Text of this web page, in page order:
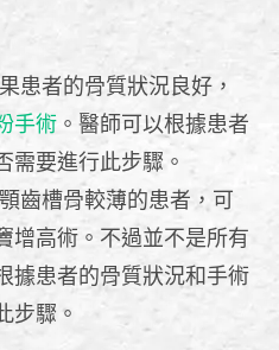
患者的骨質狀況良好，
手術 。醫師可以根據患者
需要進行此步驟。
齒槽骨較薄的患者，可
增高術。不過並不是所有
據患者的骨質狀況和手術
步驟。